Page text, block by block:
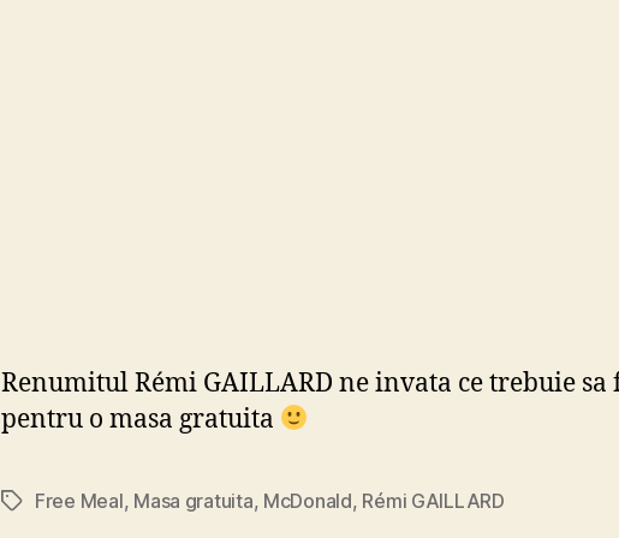
Renumitul Rémi GAILLARD ne invata ce trebuie sa
pentru o masa gratuita
TagsFree Meal, Masa gratuita, McDonald, Rémi GAILLARD